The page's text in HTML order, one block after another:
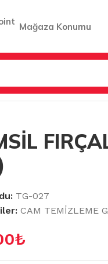
Mağaza Konumu
TG-027
CAM TEMİZLEME
₺